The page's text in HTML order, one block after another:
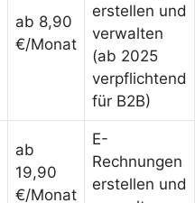
ab 8,90
€/Monat
erstellen und
verwalten
(ab 2025
verpflichtend
für B2B)
ab
19,90
€/Monat
E-
Rechnungen
erstellen und